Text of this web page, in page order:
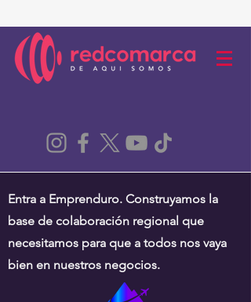
Entra a Emprenduro. Construyamos la
base de colaboración regional que
necesitamos para que a todos nos vaya
bien en nuestros negocios.